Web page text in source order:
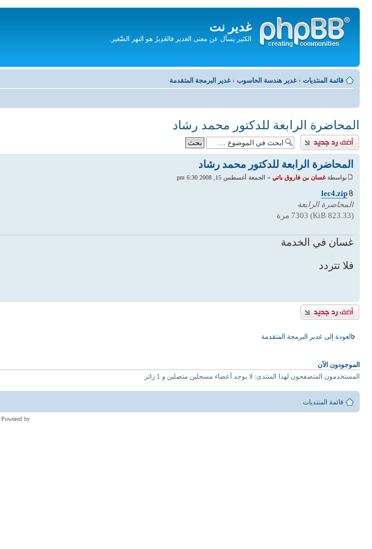
غدير نت
الكثير يسأل عن معنى الغدير فالغَدِيرُ هو النهر الصَّغير.
المحتويات
قائمة المنتديات ‹ غدير هندسة الحاسوب ‹ غدير البرمجة المتقدمة
المحاضرة الرابعة للدكتور محمد رشاد
إضافة رد
المحاضرة الرابعة للدكتور محمد رشاد
بواسطةغسان بن فاروق باتي » الجمعة أغسطس 15, 2008 6:30 pm
lec4.zip
المحاضرة الرابعة
(823.33 KiB) 7303 مرة
غسان في الخدمة
فلا تتردد
إضافة رد
العودة إلى غدير البرمجة المتقدمة
الموجودون الآن
المستخدمون المتصفحون لهذا المنتدى: لا يوجد أعضاء مسجلين متصلين و 1 زائر
قائمة المنتديات
Powered by